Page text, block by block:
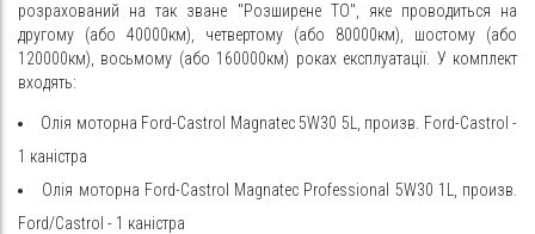
розрахований на так зване "Розширене ТО", яке проводиться на
другому (або 40000км), четвертому (або 80000км), шостому (або
120000км), восьмому (або 160000км) роках експлуатації. У комплект
входять:
Олія моторна Ford-Castrol Magnatec 5W30 5L, произв. Ford-Castrol -
1 каністра
Олія моторна Ford-Castrol Magnatec Professional 5W30 1L, произв.
Ford/Castrol - 1 каністра